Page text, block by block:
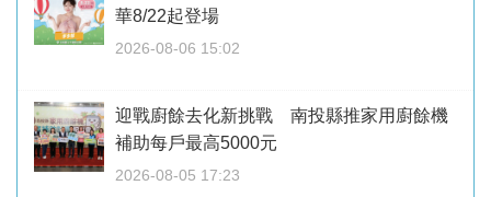
華8/22起登場
2026-08-06 15:02
迎戰廚餘去化新挑戰 南投縣推家用廚餘機
補助每戶最高5000元
2026-08-05 17:23